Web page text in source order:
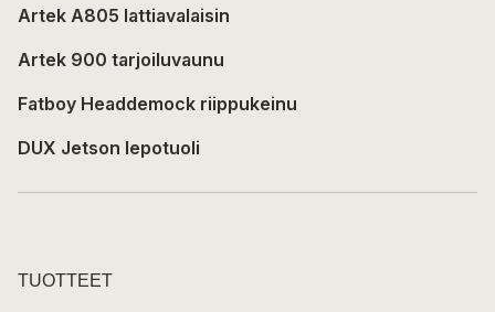
Artek A805 lattiavalaisin
Artek 900 tarjoiluvaunu
Fatboy Headdemock riippukeinu
DUX Jetson lepotuoli
TUOTTEET